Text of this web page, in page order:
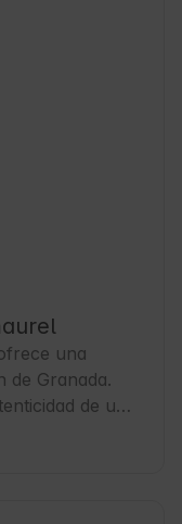
una
de Granada.
de una
moderna,